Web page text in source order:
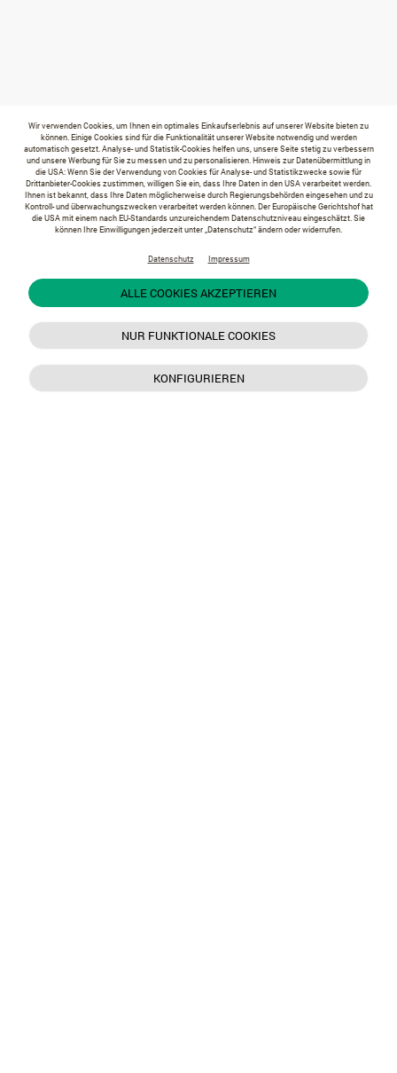
Wir verwenden Cookies, um Ihnen ein optimales Einkaufserlebnis auf unserer Website bieten zu
können. Einige Cookies sind für die Funktionalität unserer Website notwendig und werden
automatisch gesetzt. Analyse- und Statistik-Cookies helfen uns, unsere Seite stetig zu verbessern
und unsere Werbung für Sie zu messen und zu personalisieren. Hinweis zur Datenübermittlung in
die USA: Wenn Sie der Verwendung von Cookies für Analyse- und Statistikzwecke sowie für
Drittanbieter-Cookies zustimmen, willigen Sie ein, dass Ihre Daten in den USA verarbeitet werden.
Ihnen ist bekannt, dass Ihre Daten möglicherweise durch Regierungsbehörden eingesehen und zu
Kontroll- und überwachungszwecken verarbeitet werden können. Der Europäische Gerichtshof hat
die USA mit einem nach EU-Standards unzureichendem Datenschutzniveau eingeschätzt. Sie
können Ihre Einwilligungen jederzeit unter „Datenschutz“ ändern oder widerrufen.
Datenschutz Impressum
ALLE COOKIES AKZEPTIEREN
NUR FUNKTIONALE COOKIES
KONFIGURIEREN